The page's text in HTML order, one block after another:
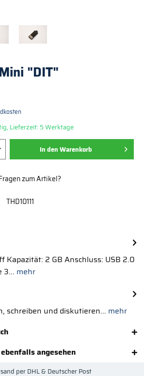
"DIT"
Lieferzeit: 5 Werktage
In denWarenkorb
zum Artikel?
THD10111
Kapazität: 2 GB Anschluss: USB 2.0
3... mehr
schreiben und diskutieren... mehr
angesehen
per DHL & Deutscher Post